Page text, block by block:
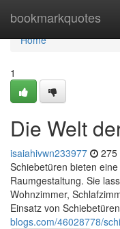
bookmarkquotes
Home
Home
1
Die Welt
isaiahivwn233977 275
Schiebetüren bieten
Raumgestaltung. Sie
Wohnzimmer,
Einsatz von
blogs.com/46028778/